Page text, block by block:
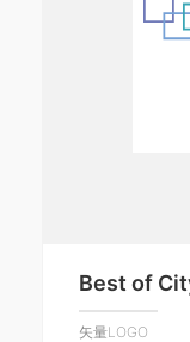
Best of
矢量LOGO